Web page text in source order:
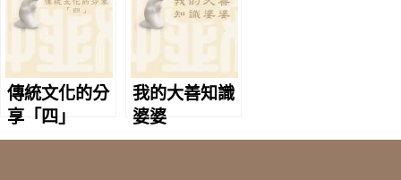
傳統文化的分
享「四」
我的大善知識
婆婆